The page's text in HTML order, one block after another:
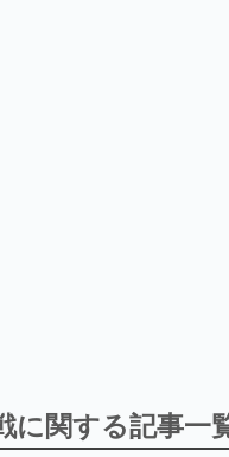
日本のモバイルゲーム史における
ルを網羅するほか、開発者へのイ
解説を掲載。約20年の歴史が一望